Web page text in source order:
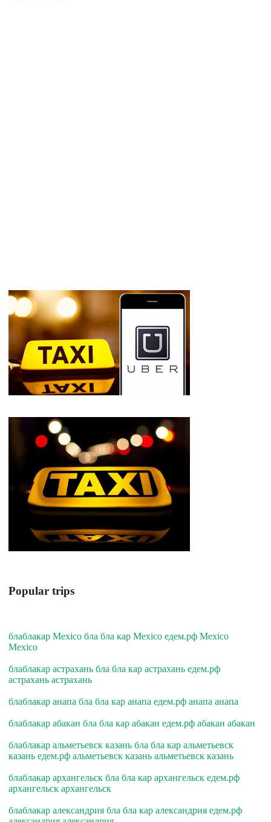
Popular trips
блаблакар Mexico бла бла кар Mexico едем.рф Mexico
Mexico
блаблакар астрахань бла бла кар астрахань едем.рф
астрахань астрахань
блаблакар анапа бла бла кар анапа едем.рф анапа анапа
блаблакар абакан бла бла кар абакан едем.рф абакан абакан
блаблакар альметьевск казань бла бла кар альметьевск
казань едем.рф альметьевск казань альметьевск казань
блаблакар архангельск бла бла кар архангельск едем.рф
архангельск архангельск
блаблакар александрия бла бла кар александрия едем.рф